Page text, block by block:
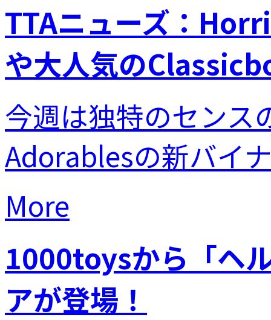
TTAニューズ：
や大人気の
今週は独特のセン
Adorablesの新バイ
More
1000toysから「ヘ
アが登場！